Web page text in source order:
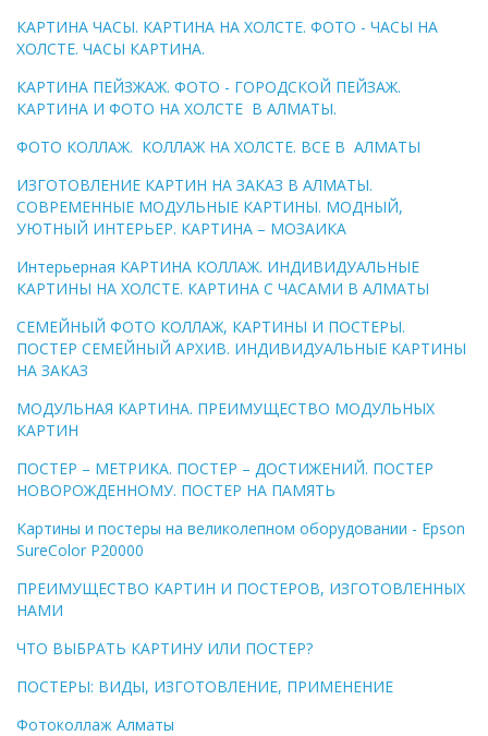
КАРТИНА ЧАСЫ. КАРТИНА НА ХОЛСТЕ. ФОТО - ЧАСЫ НА
ХОЛСТЕ. ЧАСЫ КАРТИНА.
КАРТИНА ПЕЙЗЖАЖ. ФОТО - ГОРОДСКОЙ ПЕЙЗАЖ.
КАРТИНА И ФОТО НА ХОЛСТЕ В АЛМАТЫ.
ФОТО КОЛЛАЖ. КОЛЛАЖ НА ХОЛСТЕ. ВСЕ В АЛМАТЫ
ИЗГОТОВЛЕНИЕ КАРТИН НА ЗАКАЗ В АЛМАТЫ.
СОВРЕМЕННЫЕ МОДУЛЬНЫЕ КАРТИНЫ. МОДНЫЙ,
УЮТНЫЙ ИНТЕРЬЕР. КАРТИНА – МОЗАИКА
Интерьерная КАРТИНА КОЛЛАЖ. ИНДИВИДУАЛЬНЫЕ
КАРТИНЫ НА ХОЛСТЕ. КАРТИНА С ЧАСАМИ В АЛМАТЫ
СЕМЕЙНЫЙ ФОТО КОЛЛАЖ, КАРТИНЫ И ПОСТЕРЫ.
ПОСТЕР СЕМЕЙНЫЙ АРХИВ. ИНДИВИДУАЛЬНЫЕ КАРТИНЫ
НА ЗАКАЗ
МОДУЛЬНАЯ КАРТИНА. ПРЕИМУЩЕСТВО МОДУЛЬНЫХ
КАРТИН
ПОСТЕР – МЕТРИКА. ПОСТЕР – ДОСТИЖЕНИЙ. ПОСТЕР
НОВОРОЖДЕННОМУ. ПОСТЕР НА ПАМЯТЬ
Картины и постеры на великолепном оборудовании - Epson
SureColor P20000
ПРЕИМУЩЕСТВО КАРТИН И ПОСТЕРОВ, ИЗГОТОВЛЕННЫХ
НАМИ
ЧТО ВЫБРАТЬ КАРТИНУ ИЛИ ПОСТЕР?
ПОСТЕРЫ: ВИДЫ, ИЗГОТОВЛЕНИЕ, ПРИМЕНЕНИЕ
Фотоколлаж Алматы